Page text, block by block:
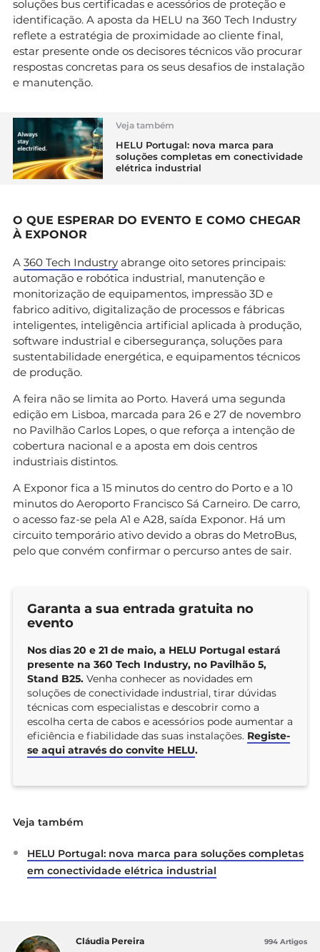
soluções bus certificadas e acessórios de proteção e
identificação. A aposta da HELU na 360 Tech Industry
reflete a estratégia de proximidade ao cliente final,
estar presente onde os decisores técnicos vão procurar
respostas concretas para os seus desafios de instalação
e manutenção.
Veja também
HELU Portugal: nova marca para
soluções completas em conectividade
elétrica industrial
O QUE ESPERAR DO EVENTO E COMO CHEGAR
À EXPONOR
A 360 Tech Industry abrange oito setores principais:
automação e robótica industrial, manutenção e
monitorização de equipamentos, impressão 3D e
fabrico aditivo, digitalização de processos e fábricas
inteligentes, inteligência artificial aplicada à produção,
software industrial e cibersegurança, soluções para
sustentabilidade energética, e equipamentos técnicos
de produção.
A feira não se limita ao Porto. Haverá uma segunda
edição em Lisboa, marcada para 26 e 27 de novembro
no Pavilhão Carlos Lopes, o que reforça a intenção de
cobertura nacional e a aposta em dois centros
industriais distintos.
A Exponor fica a 15 minutos do centro do Porto e a 10
minutos do Aeroporto Francisco Sá Carneiro. De carro,
o acesso faz-se pela A1 e A28, saída Exponor. Há um
circuito temporário ativo devido a obras do MetroBus,
pelo que convém confirmar o percurso antes de sair.
Garanta a sua entrada gratuita no
evento
Nos dias 20 e 21 de maio, a HELU Portugal estará
presente na 360 Tech Industry, no Pavilhão 5,
Stand B25. Venha conhecer as novidades em
soluções de conectividade industrial, tirar dúvidas
técnicas com especialistas e descobrir como a
escolha certa de cabos e acessórios pode aumentar a
eficiência e fiabilidade das suas instalações. Registe-
se aqui através do convite HELU.
Veja também
HELU Portugal: nova marca para soluções completas
em conectividade elétrica industrial
Cláudia Pereira 994 Artigos